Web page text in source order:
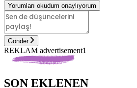
Yorumları okudum onaylıyorum
Gönder
REKLAM advertisement1
SON EKLENEN